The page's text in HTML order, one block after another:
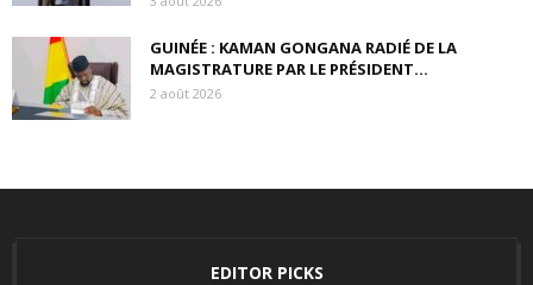
GUINÉE : KAMAN GONGANA RADIÉ DE LA
MAGISTRATURE PAR LE PRÉSIDENT...
2 août 2026
EDITOR PICKS